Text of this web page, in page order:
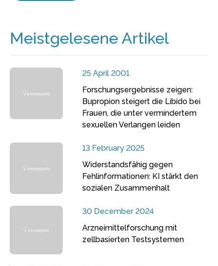
Meistgelesene Artikel
25 April 2001
Forschungsergebnisse zeigen:
Bupropion steigert die Libido bei
Frauen, die unter vermindertem
sexuellen Verlangen leiden
13 February 2025
Widerstandsfähig gegen
Fehlinformationen: KI stärkt den
sozialen Zusammenhalt
30 December 2024
Arzneimittelforschung mit
zellbasierten Testsystemen